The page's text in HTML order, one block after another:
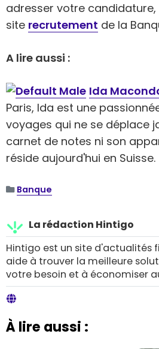
adresser votre
site recrutement de la
A lire aussi :
Ida
Paris, Ida est une
voyages qui ne se déplace
carnet de notes ni son
réside aujourd'hui en Suisse.
Banque
La rédaction Hintigo
Hintigo est un site d'actualités
aide à trouver la meilleure
votre besoin et à économiser
À lire aussi :